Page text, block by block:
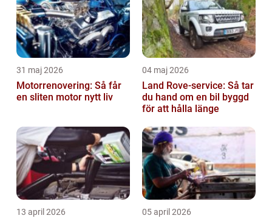
31 maj 2026
Motorrenovering: Så får
en sliten motor nytt liv
04 maj 2026
Land Rove-service: Så tar
du hand om en bil byggd
för att hålla länge
13 april 2026 05 april 2026